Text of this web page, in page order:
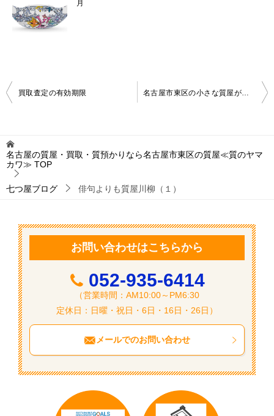
月
投
ビ
ゲ
ー
買取査定の有効期限 名古屋市東区の小さな質屋が今週の金相場を発表 3月第2週
名古屋の質屋・買取・質預かりなら名古屋市東区の質屋≪質のヤマ
カワ≫ TOP
七つ屋ブログ 俳句よりも質屋川柳（１）
お問い合わせはこちらから
052-935-6414
（営業時間：AM10:00～PM6:30
定休日：日曜・祝日・6日・16日・26日）
メールでのお問い合わせ